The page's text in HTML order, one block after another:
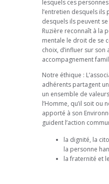
lesquels ces
l’entretien desquels
desquels ils peuvent
Ruzière reconnaît à la
mentale le droit de se
choix, d’influer sur son
accompagnement
Notre éthique :
adhérents partagent
un ensemble de
l’Homme, qu’il soit ou
apporté à son
guident l’action
la dignité, la
la personne
la fraternité et